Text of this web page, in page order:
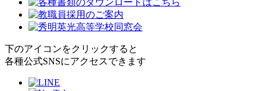
下のアイコンをクリックすると
各種公式SNSにアクセスできます